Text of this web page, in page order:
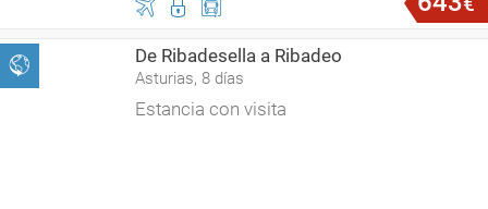
De Ribadesella a Ribadeo
Asturias, 8 días
Estancia con visita